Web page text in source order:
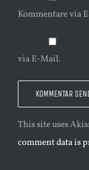
Kommentare via
via E-Mail.
This site uses
comment data is